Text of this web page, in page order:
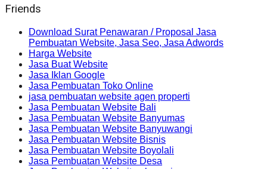
Friends
Download Surat Penawaran / Proposal Jasa
Pembuatan Website, Jasa Seo, Jasa Adwords
Harga Website
Jasa Buat Website
Jasa Iklan Google
Jasa Pembuatan Toko Online
jasa pembuatan website agen properti
Jasa Pembuatan Website Bali
Jasa Pembuatan Website Banyumas
Jasa Pembuatan Website Banyuwangi
Jasa Pembuatan Website Bisnis
Jasa Pembuatan Website Boyolali
Jasa Pembuatan Website Desa